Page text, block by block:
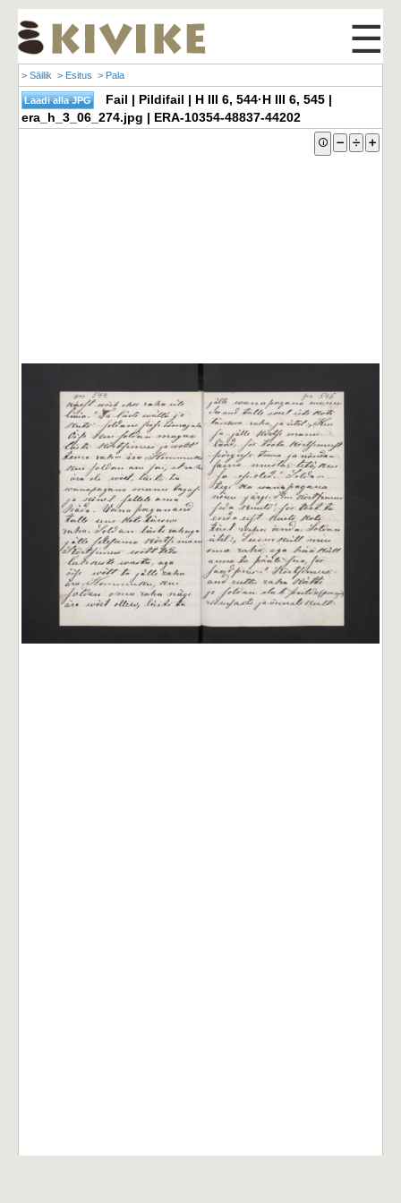
☰
> Säilik > Esitus > Pala
Fail | Pildifail | H III 6, 544·H III 6, 545 |
era_h_3_06_274.jpg | ERA-10354-48837-44202